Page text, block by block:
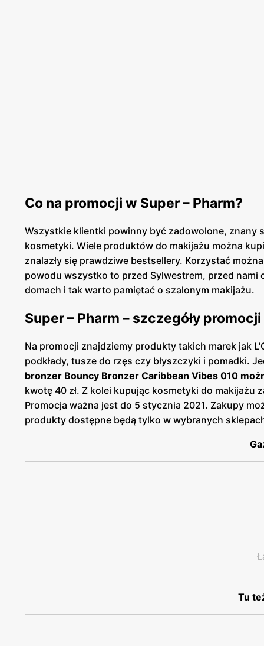
Co na promocji w Super – Pharm?
Wszystkie klientki powinny być zadowolone, znany
kosmetyki. Wiele produktów do makijażu można
znalazły się prawdziwe bestsellery. Korzystać
powodu wszystko to przed Sylwestrem, przed nami
domach i tak warto pamiętać o szalonym makijażu.
Super – Pharm – szczegóły promocji
Na promocji znajdziemy produkty takich marek jak
podkłady, tusze do rzęs czy błyszczyki i pomadki.
bronzer Bouncy Bronzer Caribbean Vibes 010
kwotę 40 zł. Z kolei kupując kosmetyki do makijażu
Promocja ważna jest do 5 stycznia 2021. Zakupy
produkty dostępne będą tylko w wybranych
Tu